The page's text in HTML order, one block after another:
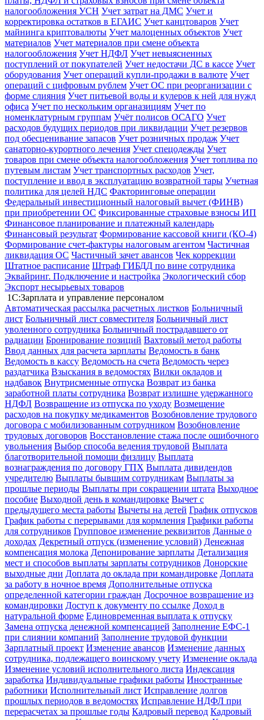
налогообложения УСН Учет затрат на ДМС Учет и
корректировка остатков в ЕГАИС Учет канцтоваров Учет
майнинга криптовалюты Учет малоценных объектов Учет
материалов Учет материалов при смене объекта
налогообложения Учет НДФЛ Учет невыясненных
поступлений от покупателей Учет недостачи ДС в кассе Учет
оборудования Учет операций купли-продажи в валюте Учет
операций с цифровым рублем Учет ОС при реорганизации с
форме слияния Учет питьевой воды и кулеров к ней для нужд
офиса Учет по нескольким органазициям Учет по
номенклатурным группам Учёт полисов ОСАГО Учет
расходов будущих периодов при ликвидации Учет резервов
под обесценивание запасов Учет розничных продаж Учет
санаторно-курортного лечения Учет спецодежды Учет
товаров при смене объекта налогообложения Учет топлива по
путевым листам Учет транспортных расходов Учет,
поступление и ввод в эксплуатацию возвратной тары Учетная
политика для целей НДС Факторинговые операции
Федеральный инвестиционный налоговый вычет (ФИНВ)
при приобретении ОС Фиксированные страховые взносы ИП
Финансовое планирование и платежный календарь
Финансовый результат Формирование кассовой книги (КО-4)
Формирование счет-фактуры налоговым агентом Частичная
ликвидация ОС Частичный зачет авансов Чек коррекции
Штатное расписание Штраф ГИБДД по вине сотрудника
Эквайринг. Подключение и настройка Экологический сбор
Экспорт несырьевых товаров
1С:Зарплата и управление персоналом
Автоматическая рассылка расчетных листков Больничный
лист Больничный лист совместителя Больничный лист
уволенного сотрудника Больничный пострадавшего от
радиации Бронирование позиций Вахтовый метод работы
Ввод данных для расчета зарплаты Ведомость в банк
Ведомость в кассу Ведомость на счета Ведомость через
раздатчика Взыскания в ведомостях Вилки окладов и
надбавок Внутрисменные отпуска Возврат из банка
заработной платы сотрудника Возврат излишне удержанного
НДФЛ Возвращение из отпуска по уходу Возмещение
расходов на покупку медикаментов Возобновление трудового
договора с мобилизованным сотрудником Возобновление
трудовых договоров Восстановление стажа после ошибочного
увольнения Выбор способа ведения трудовой Выплата
благотворительной помощи физлицу Выплата
вознаграждения по договору ГПХ Выплата дивидендов
учредителю Выплаты бывшим сотрудникам Выплаты за
прошлые периоды Выплаты при сокращении штата Выходное
пособие Выходной день в командировке Вычет с
предыдущего места работы Вычеты на детей График отпусков
График работы с перерывами для кормления Графики работы
для сотрудников Групповое изменение реквизитов Данные о
доходах Декретный отпуск (изменение условий) Денежная
компенсация молока Депонирование зарплаты Детализация
мест и способов выплаты зарплаты сотрудников Донорские
выходные дни Доплата до оклада при командировке Доплата
за работу в ночное время Дополнительные отпуска
определенной категории граждан Досрочное возвращение из
командировки Доступ к документу по ссылке Доход в
натуральной форме Единовременная выплата к отпуску
Замена отпуска денежной компенсацией Заполнение ЕФС-1
при слиянии компаний Заполнение трудовой функции
Зарплатный проект Изменение авансов Изменение данных
сотрудника, подлежащего воинскому учету Изменение оклада
Изменение условий исполнительного листа Индексация
заработка Индивидуальные графики работы Иностранные
работники Исполнительный лист Исправление долгов
прошлых периодов в ведомостях Исправление НДФЛ при
перерасчетах за прошлые годы Кадровый перевод Кадровый